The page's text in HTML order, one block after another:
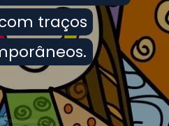
traços
traços